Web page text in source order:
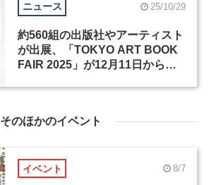
ニュース 25/10/29
約560組の出版社やアーティスト
が出展、「TOKYO ART BOOK
FAIR 2025」が12月11日から開
そのほかのイベント
イベント 8/7